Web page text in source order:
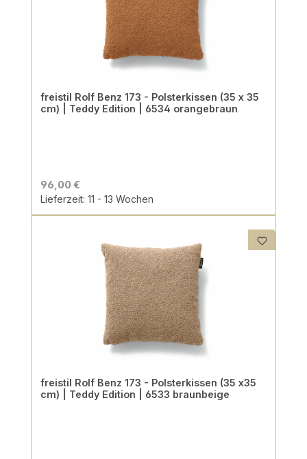
freistil Rolf Benz 173 - Polsterkissen (35 x 35
cm) | Teddy Edition | 6534 orangebraun
96,00 €
Lieferzeit: 11 - 13 Wochen
freistil Rolf Benz 173 - Polsterkissen (35 x35
cm) | Teddy Edition | 6533 braunbeige